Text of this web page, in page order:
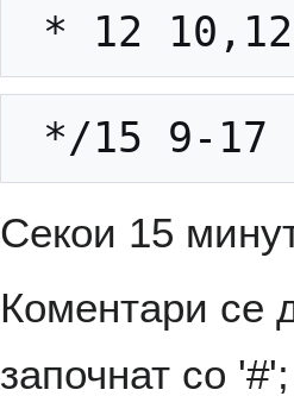
Секои 15
Коментари се
започнат со '#';